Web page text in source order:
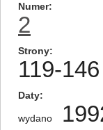
Numer
2
Strony
119-146
Daty
wydano